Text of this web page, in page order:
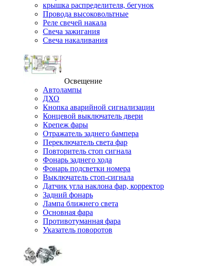
крышка распределителя, бегунок
Провода высоковольтные
Реле свечей накала
Свеча зажигания
Свеча накаливания
Освещение
Автолампы
ДХО
Кнопка аварийной сигнализации
Концевой выключатель двери
Крепеж фары
Отражатель заднего бампера
Переключатель света фар
Повторитель стоп сигнала
Фонарь заднего хода
Фонарь подсветки номера
Выключатель стоп-сигнала
Датчик угла наклона фар, корректор
Задний фонарь
Лампа ближнего света
Основная фара
Противотуманная фара
Указатель поворотов